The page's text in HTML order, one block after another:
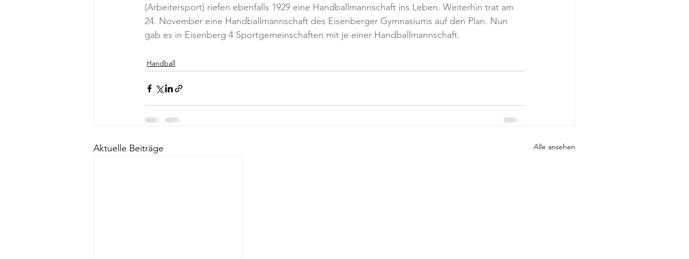
(Arbeitersport) riefen ebenfalls 1929 eine Handballmannschaft ins Leben. Weiterhin trat am
24. November eine Handballmannschaft des Eisenberger Gymnasiums auf den Plan. Nun
gab es in Eisenberg 4 Sportgemeinschaften mit je einer Handballmannschaft.
Handball
Aktuelle Beiträge Alle ansehen